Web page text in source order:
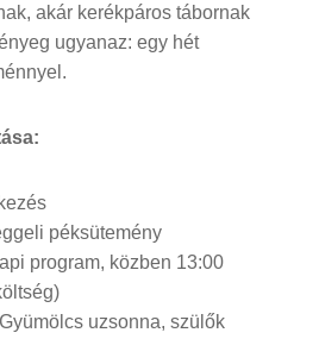
akár kerékpáros tábornak
ugyanaz: egy hét
péksütemény
program, közben 13:00
uzsonna, szülők